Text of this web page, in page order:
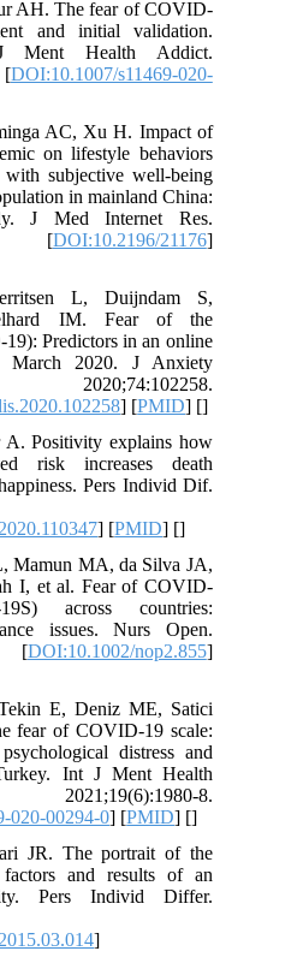
AH. The fear of COVID-
and initial validation.
J Ment Health Addict.
[DOI:10.1007/s11469-020-
AC, Xu H. Impact of
on lifestyle behaviors
with subjective well-being
in mainland China:
J Med Internet Res.
[DOI:10.2196/21176
L, Duijndam S,
IM. Fear of the
19): Predictors in an online
March 2020. J Anxiety
] [PMID] [
A. Positivity explains how
risk increases death
happiness. Pers Individ Dif.
] [PMID] [
Mamun MA, da Silva JA,
I, et al. Fear of COVID‐
across countries:
issues. Nurs Open.
[DOI:10.1002/nop2.855
Tekin E, Deniz ME, Satici
fear of COVID-19 scale:
psychological distress and
Int J Ment Health
8.
020-00294-0] [PMID] [
JR. The portrait of the
factors and results of an
Pers Individ Differ.